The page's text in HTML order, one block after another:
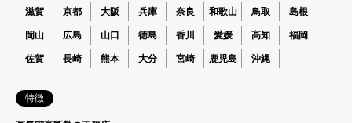
滋賀 京都 大阪 兵庫 奈良 和歌山 鳥取 島根
岡山 広島 山口 徳島 香川 愛媛 高知 福岡
佐賀 長崎 熊本 大分 宮崎 鹿児島 沖縄
特徴